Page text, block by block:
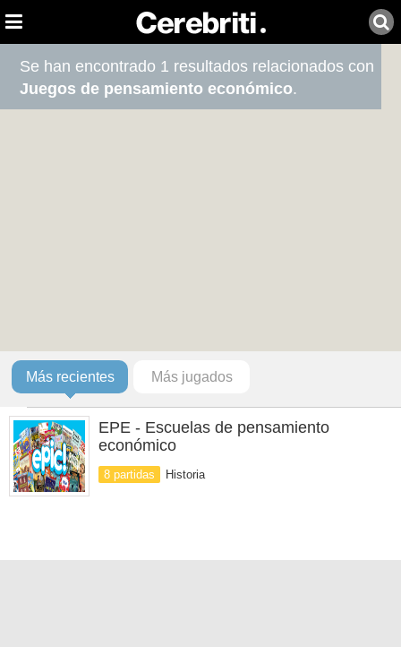
Se han encontrado 1 resultados relacionados con
Juegos de pensamiento económico.
Más recientes Más jugados
EPE - Escuelas de pensamiento
económico
8 partidas Historia